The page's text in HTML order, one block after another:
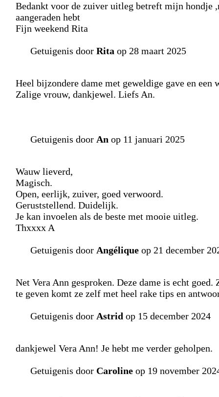
Bedankt voor de zuiver uitleg betreft mijn hondje
aangeraden hebt
Fijn weekend Rita
Getuigenis door Rita op 28 maart 2025
Heel bijzondere dame met geweldige gave en een
Zalige vrouw, dankjewel. Liefs An.
Getuigenis door An op 11 januari 2025
Wauw lieverd,
Magisch.
Open, eerlijk, zuiver, goed verwoord.
Geruststellend. Duidelijk.
Je kan invoelen als de beste met mooie uitleg.
Thxxxx A
Getuigenis door Angélique op 21 december
Net Vera Ann gesproken. Deze dame is echt
te geven komt ze zelf met heel rake tips en
Getuigenis door Astrid op 15 december 2024
dankjewel Vera Ann! Je hebt me verder geholpen.
Getuigenis door Caroline op 19 november